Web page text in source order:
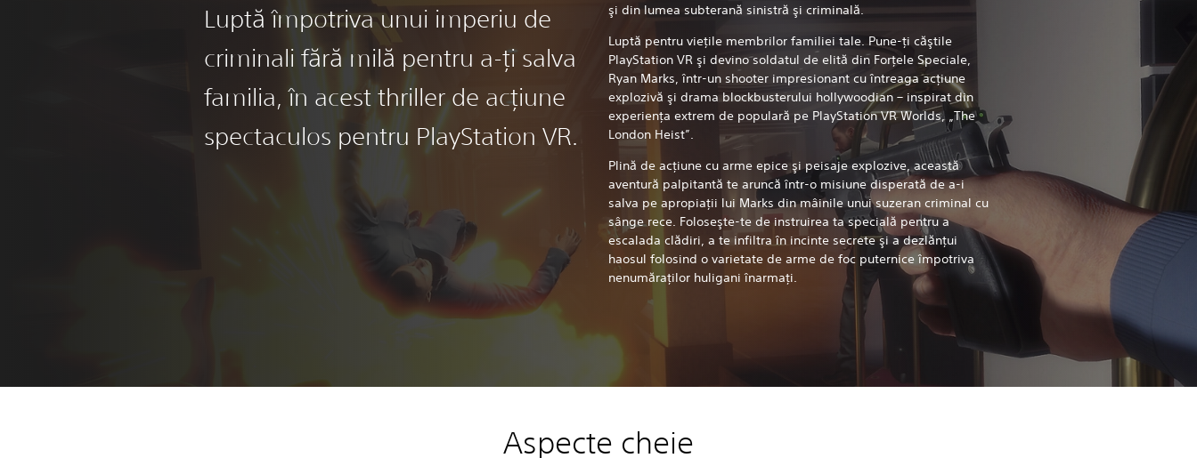
Luptă împotriva unui imperiu de
criminali fără milă pentru a-ţi salva
familia, în acest thriller de acţiune
spectaculos pentru PlayStation VR.
şi din lumea subterană sinistră şi criminală.
Luptă pentru vieţile membrilor familiei tale. Pune-ţi căştile
PlayStation VR şi devino soldatul de elită din Forţele Speciale,
Ryan Marks, într-un shooter impresionant cu întreaga acţiune
explozivă şi drama blockbusterului hollywoodian – inspirat din
experienţa extrem de populară pe PlayStation VR Worlds, „The
London Heist”.
Plină de acţiune cu arme epice şi peisaje explozive, această
aventură palpitantă te aruncă într-o misiune disperată de a-i
salva pe apropiaţii lui Marks din mâinile unui suzeran criminal cu
sânge rece. Foloseşte-te de instruirea ta specială pentru a
escalada clădiri, a te infiltra în incinte secrete şi a dezlănţui
haosul folosind o varietate de arme de foc puternice împotriva
nenumăraţilor huligani înarmaţi.
Aspecte cheie